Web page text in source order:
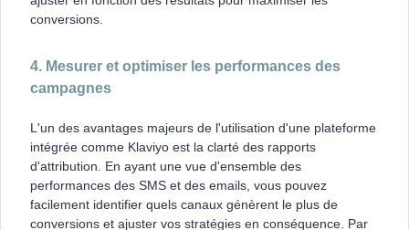
conversions.
4. Mesurer et optimiser les performances des
campagnes
L'un des avantages majeurs de l'utilisation d'une plateforme
intégrée comme Klaviyo est la clarté des rapports
d'attribution. En ayant une vue d'ensemble des
performances des SMS et des emails, vous pouvez
facilement identifier quels canaux génèrent le plus de
conversions et ajuster vos stratégies en conséquence. Par